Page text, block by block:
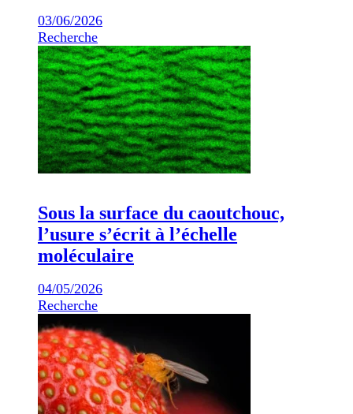
03/06/2026
Recherche
Sous la surface du caoutchouc,
l’usure s’écrit à l’échelle
moléculaire
04/05/2026
Recherche